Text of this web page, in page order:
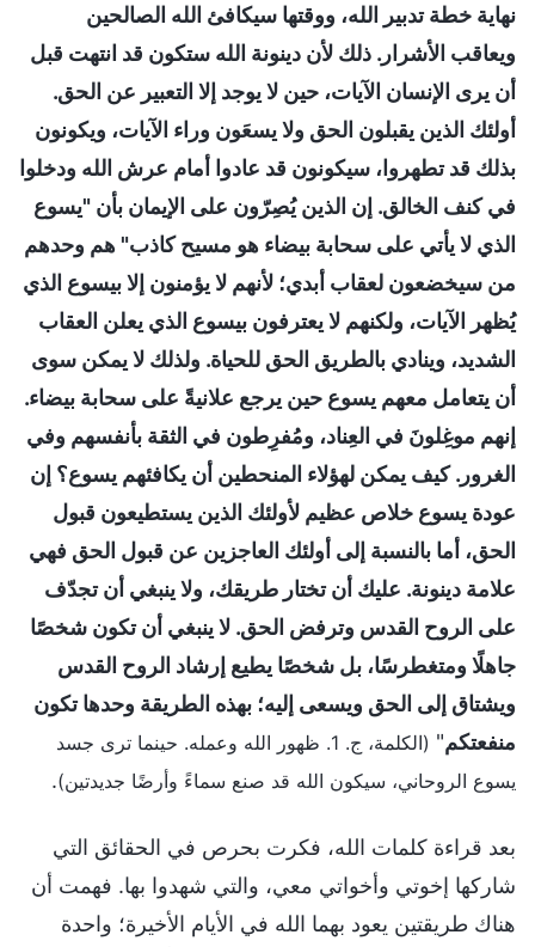
نهاية خطة تدبير الله، ووقتها سيكافئ الله الصالحين
ويعاقب الأشرار. ذلك لأن دينونة الله ستكون قد انتهت قبل
أن يرى الإنسان الآيات، حين لا يوجد إلا التعبير عن الحق.
أولئك الذين يقبلون الحق ولا يسعَون وراء الآيات، ويكونون
بذلك قد تطهروا، سيكونون قد عادوا أمام عرش الله ودخلوا
في كنف الخالق. إن الذين يُصِرّون على الإيمان بأن "يسوع
الذي لا يأتي على سحابة بيضاء هو مسيح كاذب" هم وحدهم
من سيخضعون لعقاب أبدي؛ لأنهم لا يؤمنون إلا بيسوع الذي
يُظهر الآيات، ولكنهم لا يعترفون بيسوع الذي يعلن العقاب
الشديد، وينادي بالطريق الحق للحياة. ولذلك لا يمكن سوى
أن يتعامل معهم يسوع حين يرجع علانيةً على سحابة بيضاء.
إنهم موغِلونَ في العِناد، ومُفرِطون في الثقة بأنفسهم وفي
الغرور. كيف يمكن لهؤلاء المنحطين أن يكافئهم يسوع؟ إن
عودة يسوع خلاص عظيم لأولئك الذين يستطيعون قبول
الحق، أما بالنسبة إلى أولئك العاجزين عن قبول الحق فهي
علامة دينونة. عليك أن تختار طريقك، ولا ينبغي أن تجدّف
على الروح القدس وترفض الحق. لا ينبغي أن تكون شخصًا
جاهلًا ومتغطرسًا، بل شخصًا يطيع إرشاد الروح القدس
ويشتاق إلى الحق ويسعى إليه؛ بهذه الطريقة وحدها تكون
منفعتكم"
(الكلمة، ج. 1. ظهور الله وعمله. حينما ترى جسد
يسوع الروحاني، سيكون الله قد صنع سماءً وأرضًا جديدتين).
بعد قراءة كلمات الله، فكرت بحرص في الحقائق التي
شاركها إخوتي وأخواتي معي، والتي شهدوا بها. فهمت أن
هناك طريقتين يعود بهما الله في الأيام الأخيرة؛ واحدة